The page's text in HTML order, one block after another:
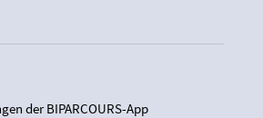
der BIPARCOURS-App